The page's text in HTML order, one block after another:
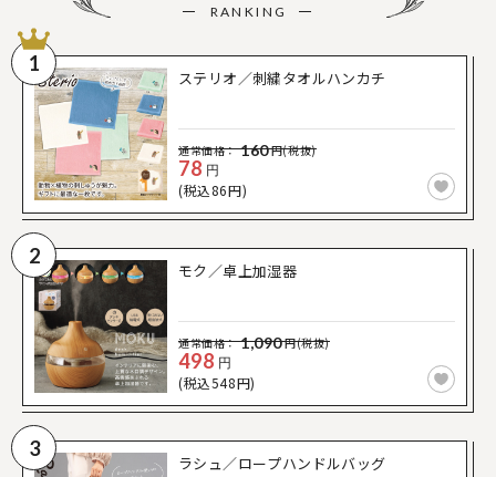
RANKING
1
ステリオ／刺繍タオルハンカチ
通常価格： 160円(税抜)
78 円
(税込86円)
2
モク／卓上加湿器
通常価格： 1,090円(税抜)
498 円
(税込548円)
3
ラシュ／ロープハンドルバッグ